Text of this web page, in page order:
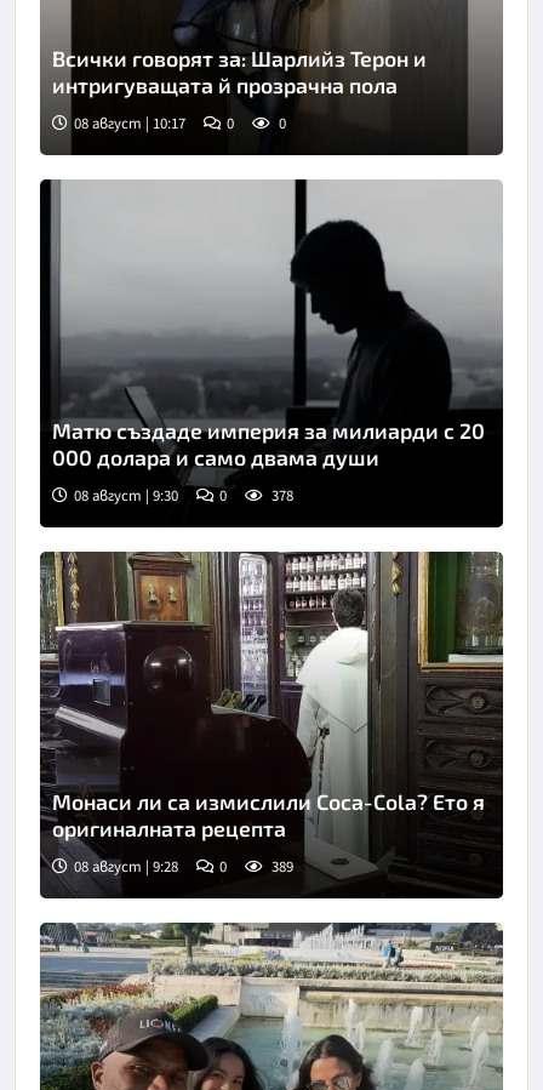
Снимка: Инстаграм
Всички говорят за: Шарлийз Терон и
интригуващата й прозрачна пола
08 август | 10:17 0 0
Матю създаде империя за милиарди с 20
000 долара и само двама души
08 август | 9:30 0 378
Монаси ли са измислили Coca-Cola? Ето я
оригиналната рецепта
08 август | 9:28 0 389